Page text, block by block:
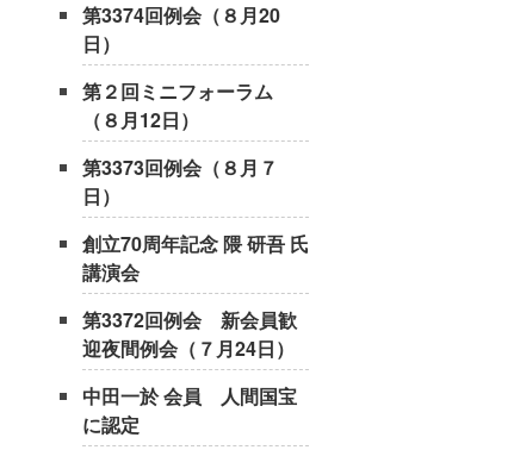
第3374回例会（８月20
日）
第２回ミニフォーラム
（８月12日）
第3373回例会（８月７
日）
創立70周年記念 隈 研吾 氏
講演会
第3372回例会 新会員歓
迎夜間例会（７月24日）
中田一於 会員 人間国宝
に認定